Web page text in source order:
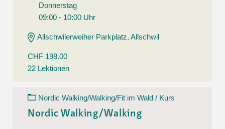
Donnerstag
09:00 - 10:00 Uhr
Allschwilerweiher Parkplatz, Allschwil
CHF 198.00
22 Lektionen
Nordic Walking/Walking/Fit im Wald / Kurs
Nordic Walking/Walking